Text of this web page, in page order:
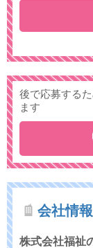
後で応募する
ます
会社情報
株式会社福祉